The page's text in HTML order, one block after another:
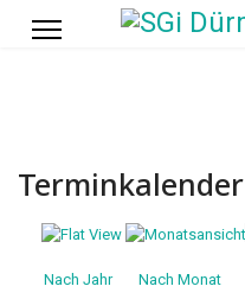
Terminkalender
Nach Jahr Nach Monat